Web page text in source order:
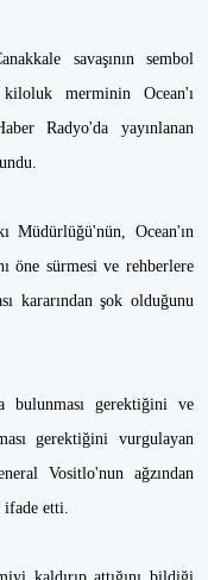
savaşının sembol
merminin Ocean'ı
Radyo'da yayınlanan
Ocean'ın
öne sürmesi ve rehberlere
kararından şok olduğunu
bulunması gerektiğini ve
gerektiğini vurgulayan
Vositlo'nun ağzından
ifade etti.